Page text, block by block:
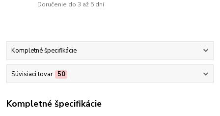
Doručenie do 3 až 5 dní
Kompletné špecifikácie
Súvisiaci tovar 50
Kompletné špecifikácie